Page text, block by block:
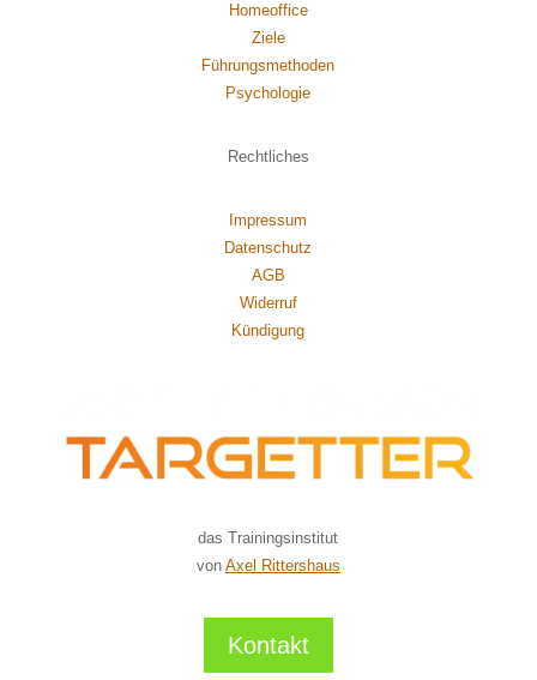
Homeoffice
Ziele
Führungsmethoden
Psychologie
Rechtliches
Impressum
Datenschutz
AGB
Widerruf
Kündigung
das Trainingsinstitut
von Axel Rittershaus
Kontakt